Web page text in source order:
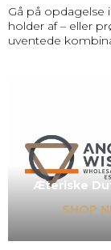
Gå på opdagelse
holder af – eller
uventede
Æteriske
SHOP